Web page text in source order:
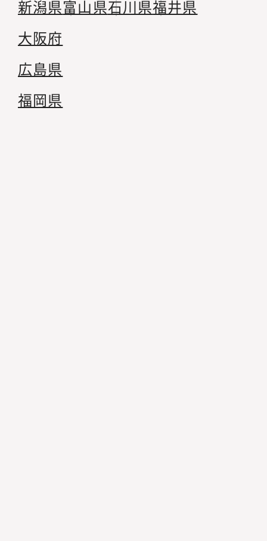
新潟県富山県石川県福井県
大阪府
広島県
福岡県